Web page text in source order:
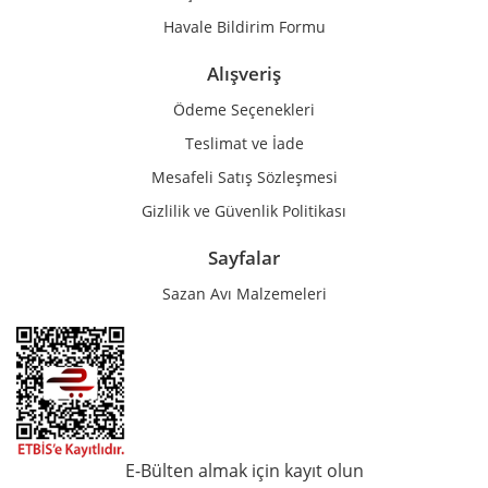
Havale Bildirim Formu
Alışveriş
Ödeme Seçenekleri
Teslimat ve İade
Mesafeli Satış Sözleşmesi
Gizlilik ve Güvenlik Politikası
Sayfalar
Sazan Avı Malzemeleri
E-Bülten almak için kayıt olun